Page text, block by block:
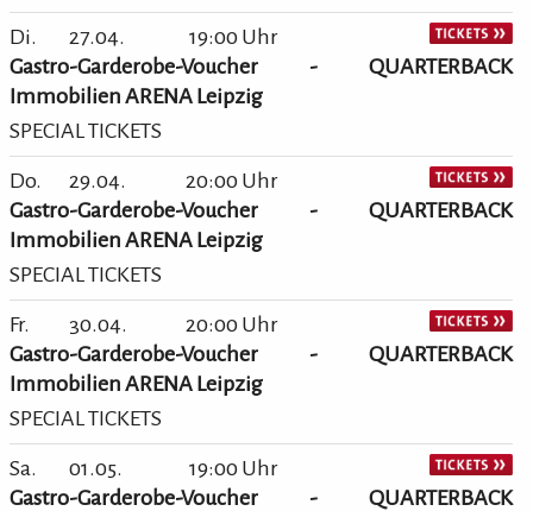
Di. 27.04.
19:00 Uhr
Gastro-Garderobe-Voucher - QUARTERBACK
Immobilien ARENA Leipzig
SPECIAL TICKETS
Do. 29.04.
20:00 Uhr
Gastro-Garderobe-Voucher - QUARTERBACK
Immobilien ARENA Leipzig
SPECIAL TICKETS
Fr. 30.04.
20:00 Uhr
Gastro-Garderobe-Voucher - QUARTERBACK
Immobilien ARENA Leipzig
SPECIAL TICKETS
Sa. 01.05.
19:00 Uhr
Gastro-Garderobe-Voucher - QUARTERBACK